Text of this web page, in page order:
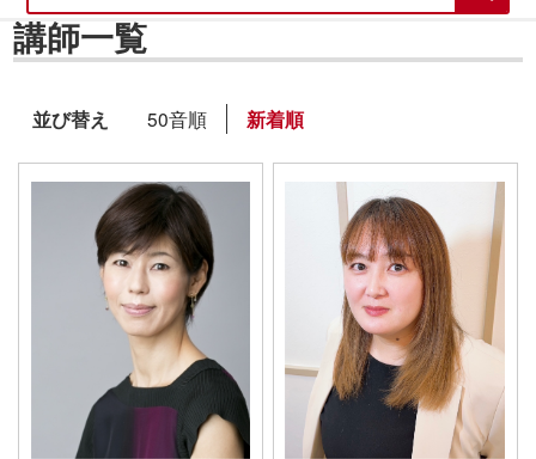
特集一覧
講師セレクトが選ばれる理由
はじめての方へ
ご相談・お見積
講師一覧
並び替え 50音順 新着順